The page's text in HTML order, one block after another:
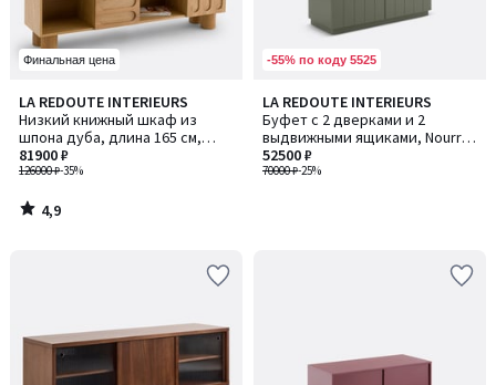
Финальная цена
LA REDOUTE INTERIEURS
Низкий книжный шкаф из
шпона дуба, длина 165 см,
Cannelo / Канелло
126000 ₽-35%
81900 ₽
4,9
/ 5
4,9
/
-55% по коду 5525
LA REDOUTE INTERIEURS
Буфет с 2 дверками и 2
выдвижными ящиками, Nourry
/ Нурри
70000 ₽-25%
52500 ₽